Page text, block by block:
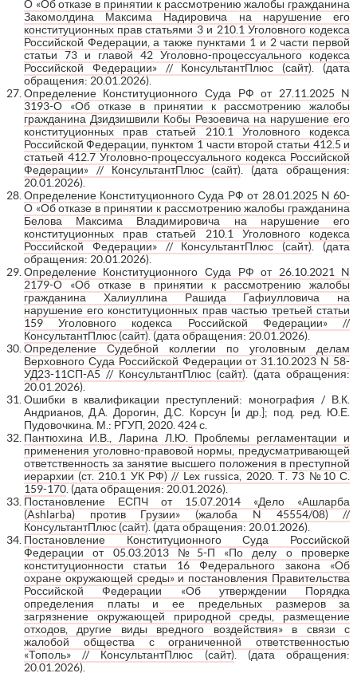
О «Об отказе в принятии к рассмотрению жалобы гражданина
Закомолдина Максима Надировича на нарушение его
конституционных прав статьями 3 и 210.1 Уголовного кодекса
Российской Федерации, а также пунктами 1 и 2 части первой
статьи 73 и главой 42 Уголовно-процессуального кодекса
Российской Федерации» // КонсультантПлюс (сайт) . (дата
обращения: 20.01.2026).
Определение Конституционного Суда РФ от 27.11.2025 N
3193-О «Об отказе в принятии к рассмотрению жалобы
гражданина Дзидзишвили Кобы Резоевича на нарушение его
конституционных прав статьей 210.1 Уголовного кодекса
Российской Федерации, пунктом 1 части второй статьи 412.5 и
статьей 412.7 Уголовно-процессуального кодекса Российской
Федерации» // КонсультантПлюс (сайт) . (дата обращения:
20.01.2026).
Определение Конституционного Суда РФ от 28.01.2025 N 60-
О «Об отказе в принятии к рассмотрению жалобы гражданина
Белова Максима Владимировича на нарушение его
конституционных прав статьей 210.1 Уголовного кодекса
Российской Федерации» // КонсультантПлюс (сайт) . (дата
обращения: 20.01.2026).
Определение Конституционного Суда РФ от 26.10.2021 N
2179-О «Об отказе в принятии к рассмотрению жалобы
гражданина Халиуллина Рашида Гафиулловича на
нарушение его конституционных прав частью третьей статьи
159 Уголовного кодекса Российской Федерации» //
КонсультантПлюс (сайт). (дата обращения: 20.01.2026).
Определение Судебной коллегии по уголовным делам
Верховного Суда Российской Федерации от 31.10.2023 N 58-
УД23-11СП-А5 // КонсультантПлюс (сайт) . (дата обращения:
20.01.2026).
Ошибки в квалификации преступлений: монография / В.К.
Андрианов, Д.А. Дорогин, Д.С. Корсун [и др.]; под. ред. Ю.Е.
Пудовочкина. М.: РГУП, 2020. 424 с.
Пантюхина И.В., Ларина Л.Ю. Проблемы регламентации и
применения уголовно-правовой нормы, предусматривающей
ответственность за занятие высшего положения в преступной
иерархии (ст. 210.1 УК РФ) // Lex russica, 2020. Т. 73 №10 С.
159-170. (дата обращения: 20.01.2026).
Постановление ЕСПЧ от 15.07.2014 «Дело «Ашларба
(Ashlarba) против Грузии» (жалоба N 45554/08) //
КонсультантПлюс (сайт). (дата обращения: 20.01.2026).
Постановление Конституционного Суда Российской
Федерации от 05.03.2013 №5-П «По делу о проверке
конституционности статьи 16 Федерального закона «Об
охране окружающей среды» и постановления Правительства
Российской Федерации «Об утверждении Порядка
определения платы и ее предельных размеров за
загрязнение окружающей природной среды, размещение
отходов, другие виды вредного воздействия» в связи с
жалобой общества с ограниченной ответственностью
«Тополь» // КонсультантПлюс (сайт). (дата обращения:
20.01.2026).